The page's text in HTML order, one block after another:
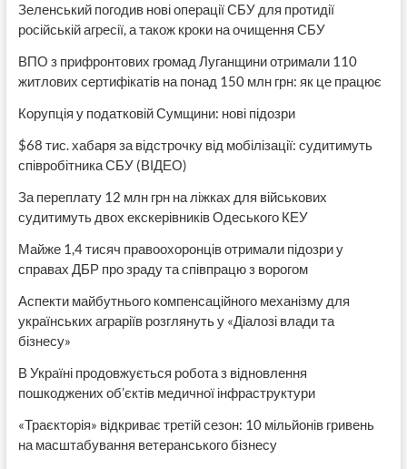
Зеленський погодив нові операції СБУ для протидії
російській агресії, а також кроки на очищення СБУ
ВПО з прифронтових громад Луганщини отримали 110
житлових сертифікатів на понад 150 млн грн: як це працює
Корупція у податковій Сумщини: нові підозри
$68 тис. хабаря за відстрочку від мобілізації: судитимуть
співробітника СБУ (ВІДЕО)
За переплату 12 млн грн на ліжках для військових
судитимуть двох екскерівників Одеського КЕУ
Майже 1,4 тисяч правоохоронців отримали підозри у
справах ДБР про зраду та співпрацю з ворогом
Аспекти майбутнього компенсаційного механізму для
українських аграріїв розглянуть у «Діалозі влади та
бізнесу»
В Україні продовжується робота з відновлення
пошкоджених об’єктів медичної інфраструктури
«Траєкторія» відкриває третій сезон: 10 мільйонів гривень
на масштабування ветеранського бізнесу